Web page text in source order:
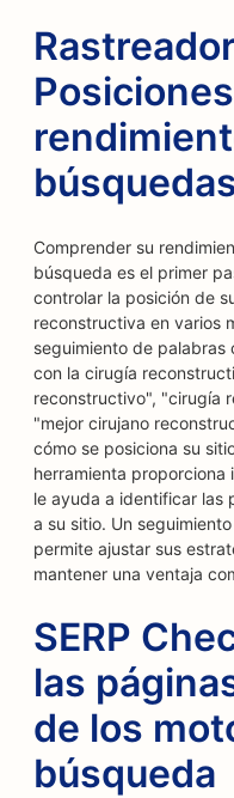
Comprender su
búsqueda es el primer
controlar la posición de
reconstructiva en varios
seguimiento de
con la cirugía
reconstructivo", "cirugía
"mejor cirujano
cómo se posiciona su
herramienta
le ayuda a identificar las
a su sitio. Un
permite ajustar sus
mantener una ventaja
SERP
las
de los
búsqueda